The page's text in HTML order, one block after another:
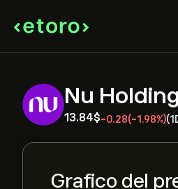
Nu
13.84‎$‎-0.28(-1.98%)
Grafico del